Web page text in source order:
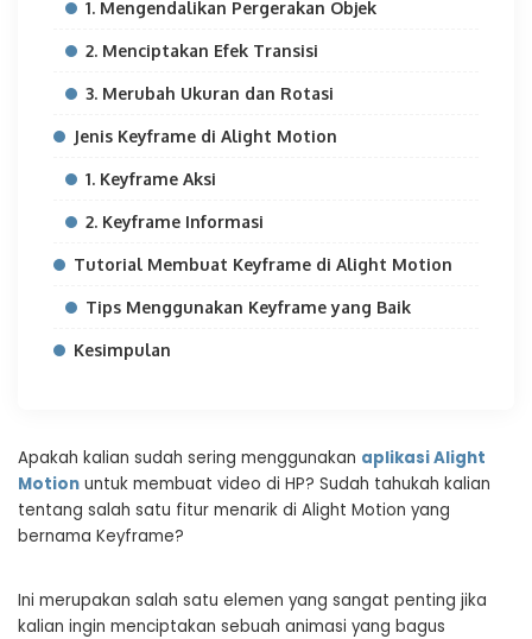
1. Mengendalikan Pergerakan Objek
2. Menciptakan Efek Transisi
3. Merubah Ukuran dan Rotasi
Jenis Keyframe di Alight Motion
1. Keyframe Aksi
2. Keyframe Informasi
Tutorial Membuat Keyframe di Alight Motion
Tips Menggunakan Keyframe yang Baik
Kesimpulan
Apakah kalian sudah sering menggunakan aplikasi Alight
Motion untuk membuat video di HP? Sudah tahukah kalian
tentang salah satu fitur menarik di Alight Motion yang
bernama Keyframe?
Ini merupakan salah satu elemen yang sangat penting jika
kalian ingin menciptakan sebuah animasi yang bagus